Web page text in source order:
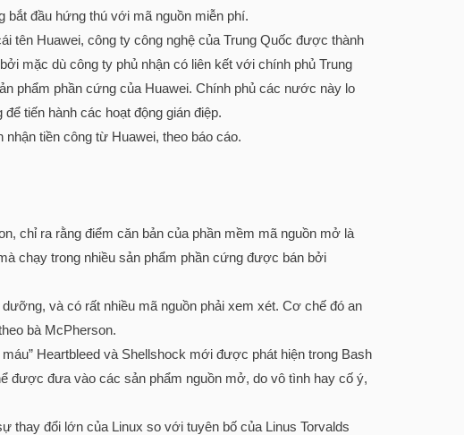
đầu hứng thú với mã nguồn miễn phí.
tên Huawei, công ty công nghệ của Trung Quốc được thành
mặc dù công ty phủ nhận có liên kết với chính phủ Trung
phẩm phần cứng của Huawei. Chính phủ các nước này lo
tiến hành các hoạt động gián điệp.
tiền công từ Huawei, theo báo cáo.
chỉ ra rằng điểm căn bản của phần mềm mã nguồn mở là
chạy trong nhiều sản phẩm phần cứng được bán bởi
và có rất nhiều mã nguồn phải xem xét. Cơ chế đó an
bà McPherson.
Heartbleed và Shellshock mới được phát hiện trong Bash
được đưa vào các sản phẩm nguồn mở, do vô tình hay cố ý,
thay đổi lớn của Linux so với tuyên bố của Linus Torvalds